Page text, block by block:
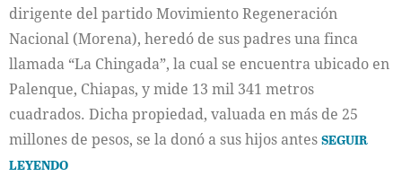
dirigente del partido Movimiento Regeneración
Nacional (Morena), heredó de sus padres una finca
llamada “La Chingada”, la cual se encuentra ubicado en
Palenque, Chiapas, y mide 13 mil 341 metros
cuadrados. Dicha propiedad, valuada en más de 25
millones de pesos, se la donó a sus hijos antesSEGUIR
LEYENDO